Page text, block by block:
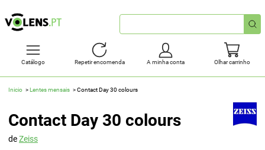
Pesquisa
rápida
Catálogo Repetir encomenda A minha conta Olhar carrinho
Inicio Lentes mensais Contact Day 30 colours
Contact Day 30 colours
deZeiss